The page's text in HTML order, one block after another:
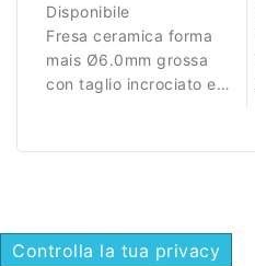
Disponibile
Fresa ceramica forma
mais Ø6.0mm grossa
con taglio incrociato e
materiale.
Controlla la tua privacy